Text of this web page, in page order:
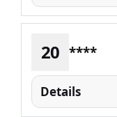
20 ****
Details